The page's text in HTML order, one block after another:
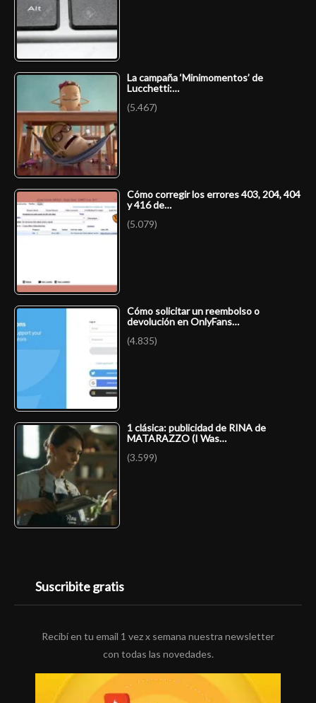
La campaña ‘Minimomentos’ de
Lucchetti:…
(5.467)
Cómo corregir los errores 403, 204, 404
y 416 de…
(5.079)
Cómo solicitar un reembolso o
devolución en OnlyFans…
(4.835)
1 clásica: publicidad de RINA de
MATARAZZO (I Was…
(3.599)
Suscribite gratis
Recibí en tu email 1 vez x semana nuestra newsletter
con todas las novedades.